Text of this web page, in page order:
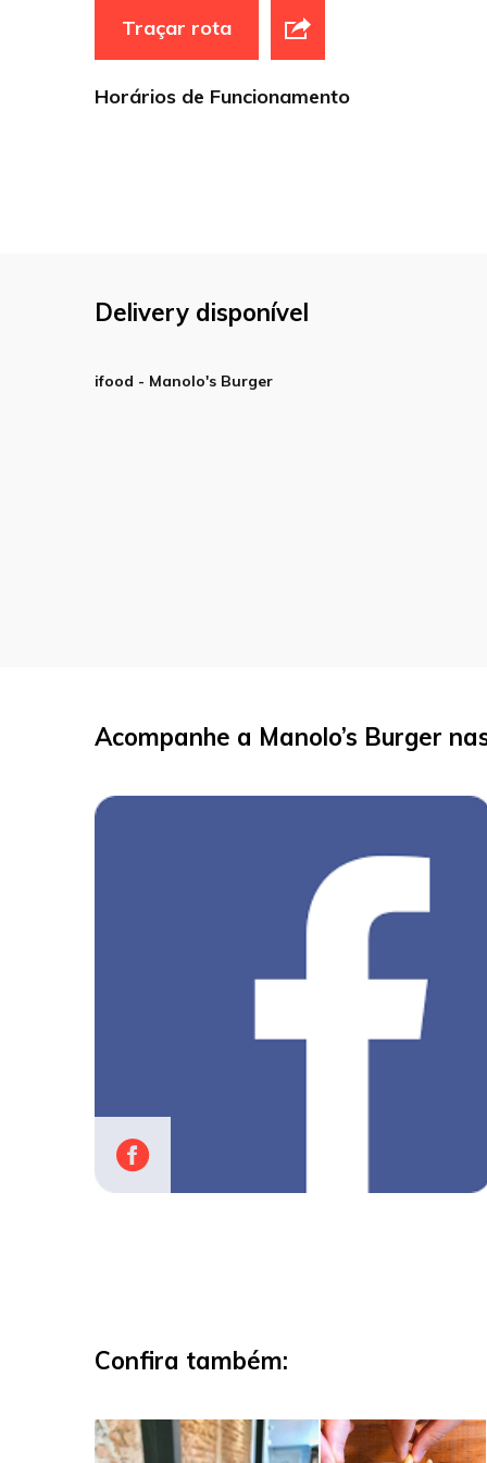
Traçar rota
Horários de Funcionamento
Delivery disponível
ifood - Manolo's Burger
Acompanhe a Manolo’s Burger
Confira também: